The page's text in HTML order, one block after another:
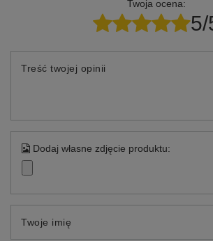
Twoja ocena:
5/
Treść twojej opinii
Dodaj własne zdjęcie produktu:
Twoje imię